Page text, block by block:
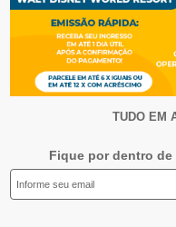
Walt Disney World
TUDO EM
Fique por dentro